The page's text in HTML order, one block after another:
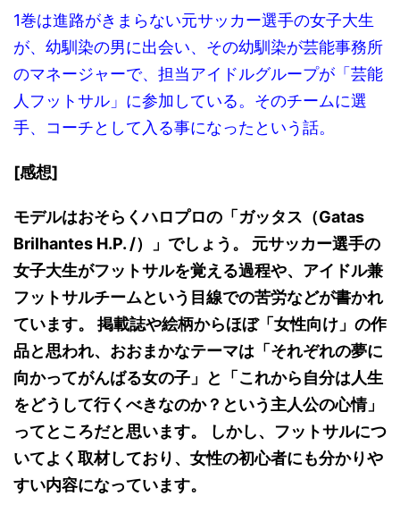
1巻は進路がきまらない元サッカー選手の女子大生
が、幼馴染の男に出会い、その幼馴染が芸能事務所
のマネージャーで、担当アイドルグループが「芸能
人フットサル」に参加している。そのチームに選
手、コーチとして入る事になったという話。
[感想]
モデルはおそらくハロプロの「ガッタス（Gatas
Brilhantes H.P. /）」でしょう。 元サッカー選手の
女子大生がフットサルを覚える過程や、アイドル兼
フットサルチームという目線での苦労などが書かれ
ています。 掲載誌や絵柄からほぼ「女性向け」の作
品と思われ、おおまかなテーマは「それぞれの夢に
向かってがんばる女の子」と「これから自分は人生
をどうして行くべきなのか？という主人公の心情」
ってところだと思います。 しかし、フットサルにつ
いてよく取材しており、女性の初心者にも分かりや
すい内容になっています。